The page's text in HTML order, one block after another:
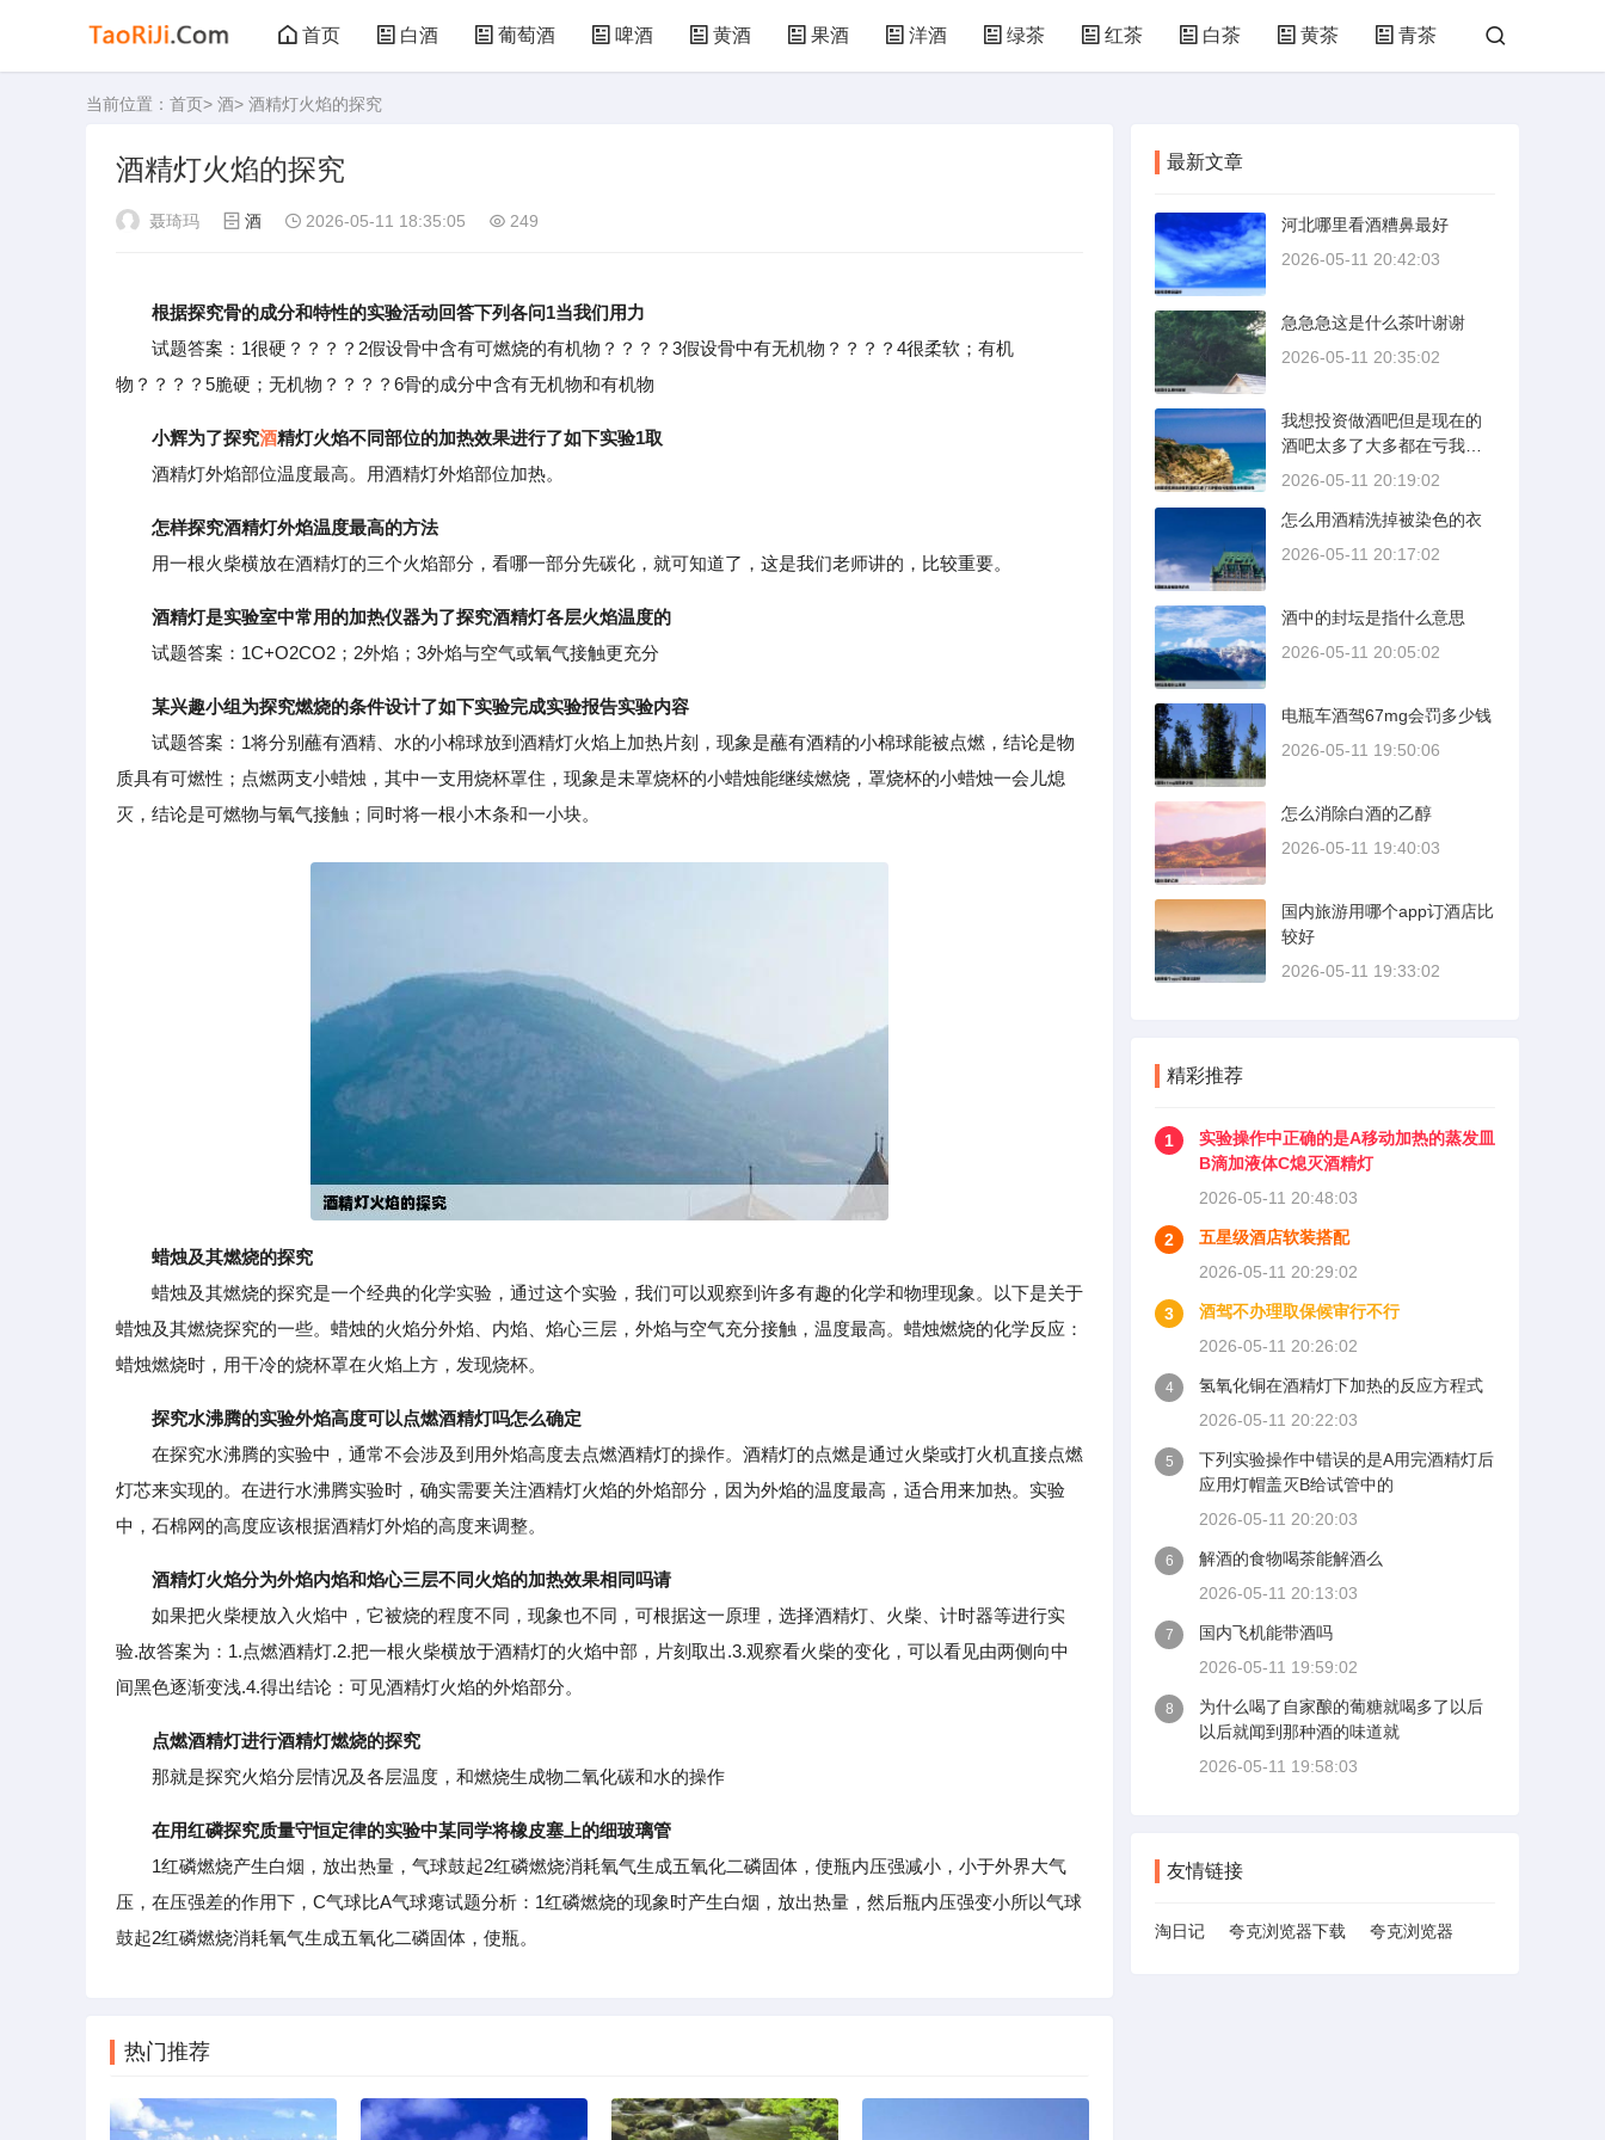
首页 白酒 葡萄酒 啤酒 黄酒 果酒 洋酒 绿茶 红茶 白茶 黄茶 青茶
黑茶
当前位置： 首页> 酒> 酒精灯火焰的探究
酒精灯火焰的探究
聂琦玛 酒 2026-05-11 18:35:05 249
根据探究骨的成分和特性的实验活动回答下列各问1当我们用力
试题答案：1很硬？？？？2假设骨中含有可燃烧的有机物？？？？3假设骨中有无机物？？？？4很柔软；有机
物？？？？5脆硬；无机物？？？？6骨的成分中含有无机物和有机物
小辉为了探究酒精灯火焰不同部位的加热效果进行了如下实验1取
酒精灯外焰部位温度最高。用酒精灯外焰部位加热。
怎样探究酒精灯外焰温度最高的方法
用一根火柴横放在酒精灯的三个火焰部分，看哪一部分先碳化，就可知道了，这是我们老师讲的，比较重要。
酒精灯是实验室中常用的加热仪器为了探究酒精灯各层火焰温度的
试题答案：1C+O2CO2；2外焰；3外焰与空气或氧气接触更充分
某兴趣小组为探究燃烧的条件设计了如下实验完成实验报告实验内容
试题答案：1将分别蘸有酒精、水的小棉球放到酒精灯火焰上加热片刻，现象是蘸有酒精的小棉球能被点燃，结论是物
质具有可燃性；点燃两支小蜡烛，其中一支用烧杯罩住，现象是未罩烧杯的小蜡烛能继续燃烧，罩烧杯的小蜡烛一会儿熄
灭，结论是可燃物与氧气接触；同时将一根小木条和一小块。
蜡烛及其燃烧的探究
蜡烛及其燃烧的探究是一个经典的化学实验，通过这个实验，我们可以观察到许多有趣的化学和物理现象。以下是关于
蜡烛及其燃烧探究的一些。蜡烛的火焰分外焰、内焰、焰心三层，外焰与空气充分接触，温度最高。蜡烛燃烧的化学反应：
蜡烛燃烧时，用干冷的烧杯罩在火焰上方，发现烧杯。
探究水沸腾的实验外焰高度可以点燃酒精灯吗怎么确定
在探究水沸腾的实验中，通常不会涉及到用外焰高度去点燃酒精灯的操作。酒精灯的点燃是通过火柴或打火机直接点燃
灯芯来实现的。在进行水沸腾实验时，确实需要关注酒精灯火焰的外焰部分，因为外焰的温度最高，适合用来加热。实验
中，石棉网的高度应该根据酒精灯外焰的高度来调整。
酒精灯火焰分为外焰内焰和焰心三层不同火焰的加热效果相同吗请
如果把火柴梗放入火焰中，它被烧的程度不同，现象也不同，可根据这一原理，选择酒精灯、火柴、计时器等进行实
验.故答案为：1.点燃酒精灯.2.把一根火柴横放于酒精灯的火焰中部，片刻取出.3.观察看火柴的变化，可以看见由两侧向中
间黑色逐渐变浅.4.得出结论：可见酒精灯火焰的外焰部分。
点燃酒精灯进行酒精灯燃烧的探究
那就是探究火焰分层情况及各层温度，和燃烧生成物二氧化碳和水的操作
在用红磷探究质量守恒定律的实验中某同学将橡皮塞上的细玻璃管
1红磷燃烧产生白烟，放出热量，气球鼓起2红磷燃烧消耗氧气生成五氧化二磷固体，使瓶内压强减小，小于外界大气
压，在压强差的作用下，C气球比A气球瘪试题分析：1红磷燃烧的现象时产生白烟，放出热量，然后瓶内压强变小所以气球
鼓起2红磷燃烧消耗氧气生成五氧化二磷固体，使瓶。
热门推荐
最新文章
河北哪里看酒糟鼻最好
2026-05-11 20:42:03
急急急这是什么茶叶谢谢
2026-05-11 20:35:02
我想投资做酒吧但是现在的
酒吧太多了大多都在亏我想
找点有建设性
2026-05-11 20:19:02
怎么用酒精洗掉被染色的衣
2026-05-11 20:17:02
酒中的封坛是指什么意思
2026-05-11 20:05:02
电瓶车酒驾67mg会罚多少钱
2026-05-11 19:50:06
怎么消除白酒的乙醇
2026-05-11 19:40:03
国内旅游用哪个app订酒店比
较好
2026-05-11 19:33:02
精彩推荐
1
实验操作中正确的是A移动加热的蒸发皿
B滴加液体C熄灭酒精灯
2026-05-11 20:48:03
2
五星级酒店软装搭配
2026-05-11 20:29:02
3
酒驾不办理取保候审行不行
2026-05-11 20:26:02
4
氢氧化铜在酒精灯下加热的反应方程式
2026-05-11 20:22:03
5
下列实验操作中错误的是A用完酒精灯后
应用灯帽盖灭B给试管中的
2026-05-11 20:20:03
6
解酒的食物喝茶能解酒么
2026-05-11 20:13:03
7
国内飞机能带酒吗
2026-05-11 19:59:02
8
为什么喝了自家酿的葡糖就喝多了以后
以后就闻到那种酒的味道就
2026-05-11 19:58:03
友情链接
淘日记 夸克浏览器下载 夸克浏览器